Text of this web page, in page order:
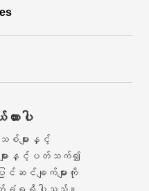
းပါ
သစ်များနှင့်
ားနှင့်ပတ်သက်၍
ဆင်ချက်များကို